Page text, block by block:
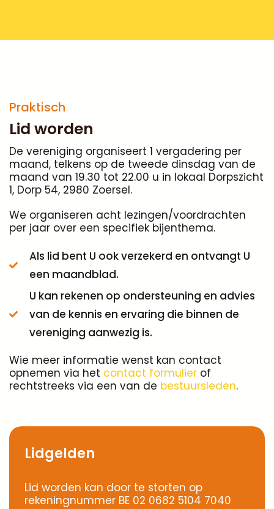
Lid worden
De vereniging organiseert 1 vergadering per
maand, telkens op de tweede dinsdag van de
maand van 19.30 tot 22.00 u in lokaal Dorpszicht
1, Dorp 54, 2980 Zoersel.
We organiseren acht lezingen/voordrachten
per jaar over een specifiek bijenthema.
Als lid bent U ook verzekerd en ontvangt U
een maandblad.
U kan rekenen op ondersteuning en advies
van de kennis en ervaring die binnen de
vereniging aanwezig is.
Wie meer informatie wenst kan contact
opnemen via hetcontact formulierof
rechtstreeks via een van debestuursleden
rekeningnummer BE 02 0682 5104 7040
met vermelding van naam en e-mail.